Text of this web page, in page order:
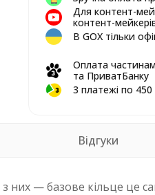
Для контент-
контент-
В GOX тільки
Оплата
та ПриватБанку
3 платежі по 450
Відгуки
них — базове кільце це